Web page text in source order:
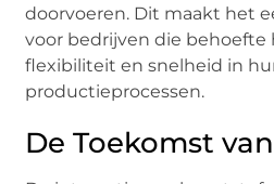
doorvoeren. Dit maakt het
voor bedrijven die behoefte
flexibiliteit en snelheid in
productieprocessen.
De Toekomst